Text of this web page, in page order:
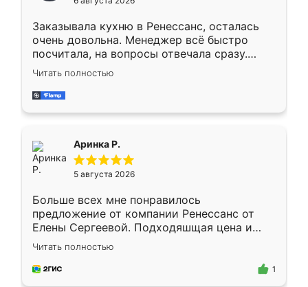
мебели буду заказывать только здесь.
Заказывала кухню в Ренессанс, осталась
очень довольна. Менеджер всё быстро
посчитала, на вопросы отвечала сразу.
Замерщик приехал в субботу, подошёл к
делу со всей ответственностью. Собрали
за день, ребята работали аккуратно, даже
Читать полностью
Аринка Р.
5 августа 2026
Больше всех мне понравилось
предложение от компании Ренессанс от
Елены Сергеевой. Подходяшщая цена и
короткие сроки изготовления. Приехавший
для замера сотрудник Владислав
предложил по моему эскизу самый
Читать полностью
1